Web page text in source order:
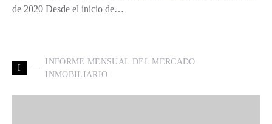
de 2020 Desde el inicio de…
I
INFORME MENSUAL DEL MERCADO
INMOBILIARIO